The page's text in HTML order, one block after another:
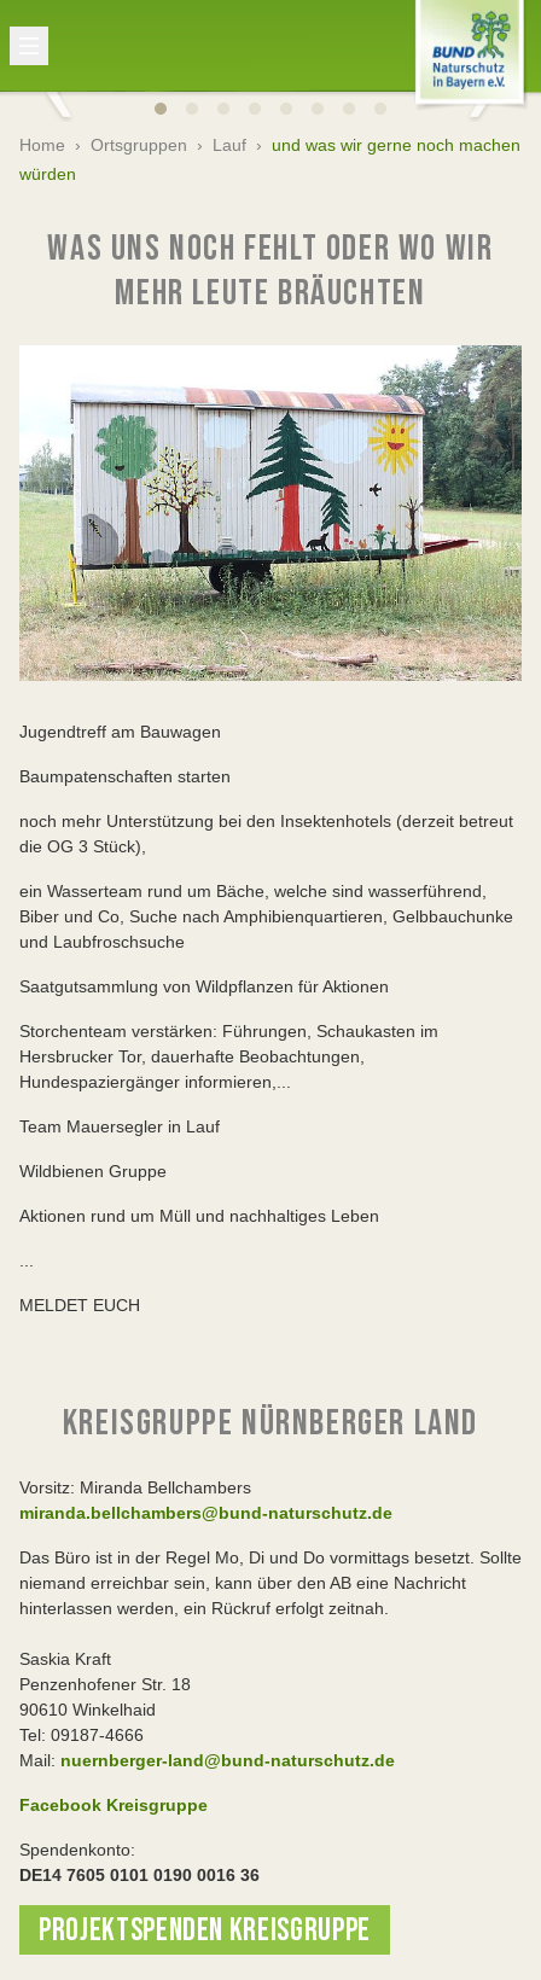
Home › Ortsgruppen › Lauf › und was wir gerne noch machen
würden
WAS UNS NOCH FEHLT ODER WO WIR
MEHR LEUTE BRÄUCHTEN
Jugendtreff am Bauwagen
Baumpatenschaften starten
noch mehr Unterstützung bei den Insektenhotels (derzeit betreut
die OG 3 Stück),
ein Wasserteam rund um Bäche, welche sind wasserführend,
Biber und Co, Suche nach Amphibienquartieren, Gelbbauchunke
und Laubfroschsuche
Saatgutsammlung von Wildpflanzen für Aktionen
Storchenteam verstärken: Führungen, Schaukasten im
Hersbrucker Tor, dauerhafte Beobachtungen,
Hundespaziergänger informieren,...
Team Mauersegler in Lauf
Wildbienen Gruppe
Aktionen rund um Müll und nachhaltiges Leben
MELDET EUCH
KREISGRUPPE NÜRNBERGER LAND
Vorsitz: Miranda Bellchambers
miranda.bellchambers@bund-naturschutz.de
Das Büro ist in der Regel Mo, Di und Do vormittags besetzt. Sollte
niemand erreichbar sein, kann über den AB eine Nachricht
hinterlassen werden, ein Rückruf erfolgt zeitnah.
Saskia Kraft
Penzenhofener Str. 18
90610 Winkelhaid
Tel: 09187-4666
Mail: nuernberger-land@bund-naturschutz.de
Facebook Kreisgruppe
Spendenkonto:
DE14 7605 0101 0190 0016 36
PROJEKTSPENDEN KREISGRUPPE